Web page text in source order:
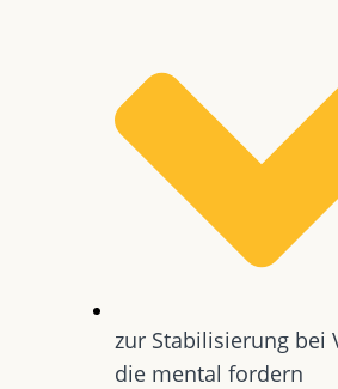
zur Stabilisierung bei
die mental fordern